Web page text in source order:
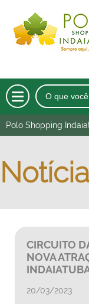
Polo Shopping
CIRCUITO
NOVA
20/03/2023